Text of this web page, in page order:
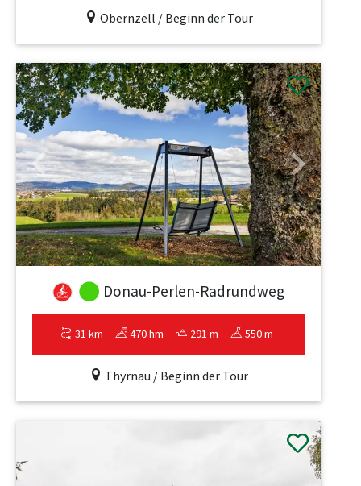
Obernzell / Beginn der Tour
Previous Next
Donau-Perlen-Radrundweg
31 km 470 hm 291 m 550 m
Thyrnau / Beginn der Tour